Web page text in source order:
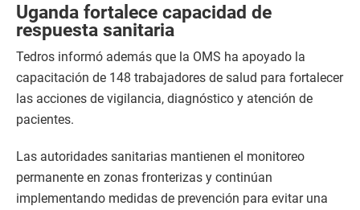
Uganda fortalece capacidad de
respuesta sanitaria
Tedros informó además que la OMS ha apoyado la
capacitación de 148 trabajadores de salud para fortalecer
las acciones de vigilancia, diagnóstico y atención de
pacientes.
Las autoridades sanitarias mantienen el monitoreo
permanente en zonas fronterizas y continúan
implementando medidas de prevención para evitar una